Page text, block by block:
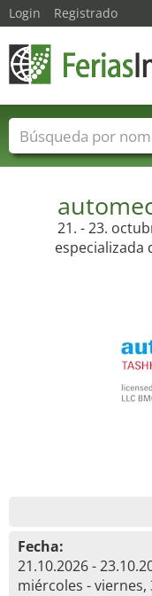
21. - 23.
Fecha:
21.10.2026 -
miércoles - viernes,
Login Registrado
Nombres de ferias
Sectores de